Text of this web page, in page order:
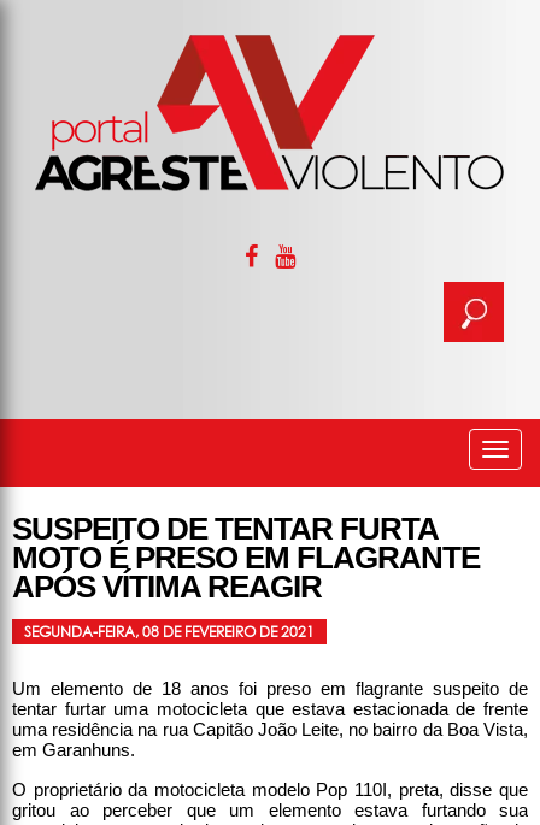
SUSPEITO DE TENTAR FURTA
MOTO É PRESO EM FLAGRANTE
APÓS VÍTIMA REAGIR
SEGUNDA-FEIRA, 08 DE FEVEREIRO DE 2021
Um elemento de 18 anos foi preso em flagrante suspeito de
tentar furtar uma motocicleta que estava estacionada de frente
uma residência na rua Capitão João Leite, no bairro da Boa Vista,
em Garanhuns.
O proprietário da motocicleta modelo Pop 110I, preta, disse que
gritou ao perceber que um elemento estava furtando sua